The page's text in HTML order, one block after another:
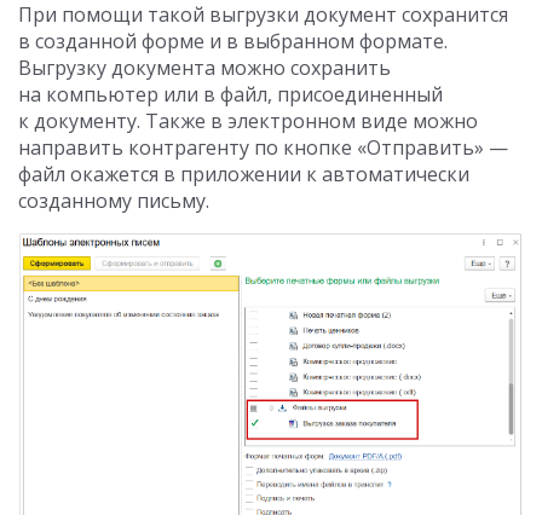
При помощи такой выгрузки документ сохранится
в созданной форме и в выбранном формате.
Выгрузку документа можно сохранить
на компьютер или в файл, присоединенный
к документу. Также в электронном виде можно
направить контрагенту по кнопке «Отправить» —
файл окажется в приложении к автоматически
созданному письму.